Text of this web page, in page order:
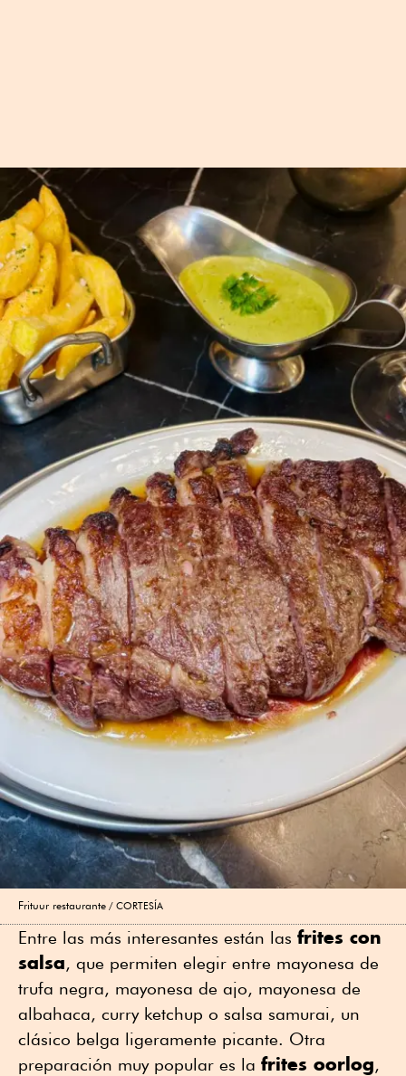
Frituur restaurante CORTESÍA
Entre las más interesantes están las frites con
salsa, que permiten elegir entre mayonesa de
trufa negra, mayonesa de ajo, mayonesa de
albahaca, curry ketchup o salsa samurai, un
clásico belga ligeramente picante. Otra
preparación muy popular es la frites oorlog,